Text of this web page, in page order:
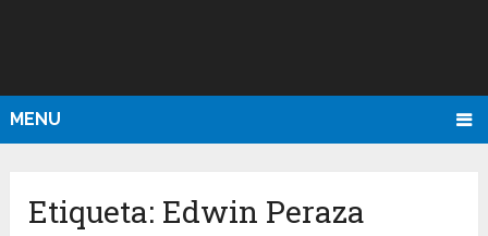
MENU
Etiqueta: Edwin Peraza